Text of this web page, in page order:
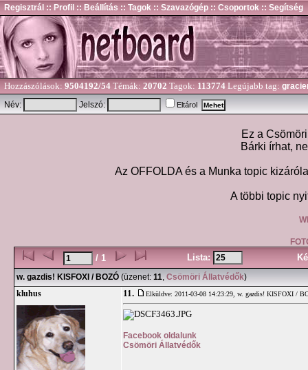
Regisztrál :: Profil :: Beállítás :: Tagok :: Szavazógép :: Csoportok :: Segítség
Hozzászólások: 9504192/54 Témák: 20702 Tagok: 113774 Legújabb tag:
Név:
Jelszó: Eltárol
Ez a
Bárki írhat,
Az OFFOLDA és a Munka topic
A többi topic
/ 1 Lista:
w. gazdis! KISFOXI / BOZÓ (üzenet: 11, Csömöri Állatvédők)
kluhus 11. Elküldve: 2011-03-08 14:23:29, w. gazdis! KISFOXI /
Facebook oldalunk
Csömöri Állatvédők